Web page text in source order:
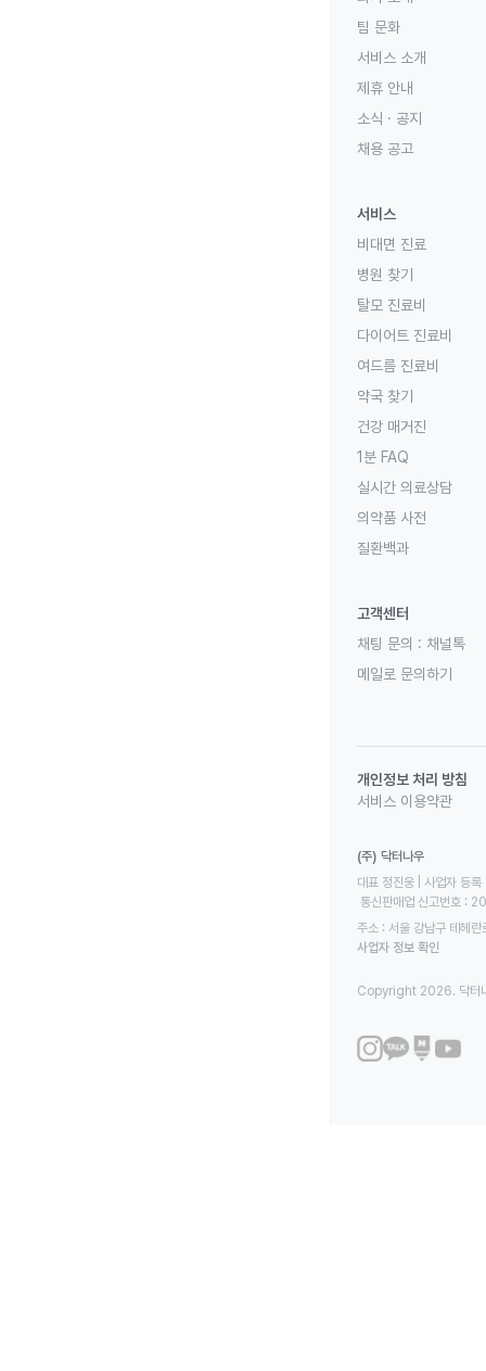
팀 문화
서비스 소개
제휴 안내
소식 · 공지
채용 공고
서비스
비대면 진료
병원 찾기
탈모 진료비
다이어트 진료비
여드름 진료비
약국 찾기
건강 매거진
1분 FAQ
실시간 의료상담
의약품 사전
질환백과
고객센터
채팅 문의 : 채널톡
메일로 문의하기
개인정보 처리 방침
서비스 이용약관
(주) 닥터나우
대표 정진웅 | 사업자
통신판매업 신고번호
주소 : 서울 강남구 테헤
사업자 정보 확인
Copyright 2026. 닥터